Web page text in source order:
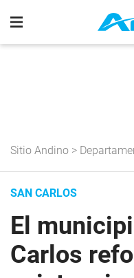
Sitio Andino >
SAN CARLOS
El
Carlos